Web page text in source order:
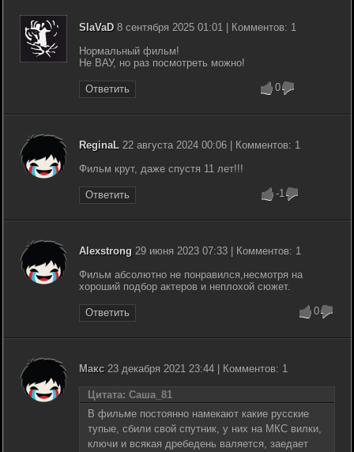
SlaVaD8 сентября 2025 01:01 | Комментов: 1
Нормальный фильм!
Не ВАУ, но раз посмотреть можно!
Ответить 0
ReginaL 22 августа 2024 00:06 | Комментов: 1
Фильм крут, даже спустя 11 лет!!!
Ответить -1
Alexstrong 29 июня 2023 07:33 | Комментов: 1
Фильм абсолютно не понравился,несмотря на
хороший подбор актеров и неплохой сюжет.
Ответить 0
Макc23 декабря 2021 23:44 | Комментов: 1
Цитата: Саша_81
В фильме постоянно намекают какие русские
тупые, сбили свой спутник, у них на МКС вилки,
ключи и всякая дребедень валяется, заедает